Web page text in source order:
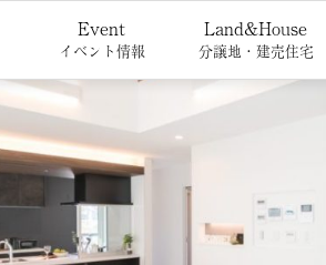
Event
イベント情報
Land&House
分譲地・建売住宅